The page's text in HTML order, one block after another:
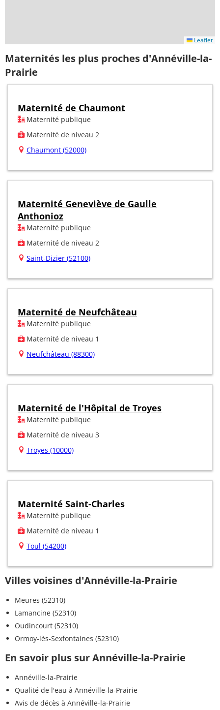
Leaflet
Maternités les plus proches d'Annéville-la-
Prairie
Maternité de Chaumont
Maternité publique
Maternité de niveau 2
Chaumont (52000)
Maternité Geneviève de Gaulle
Anthonioz
Maternité publique
Maternité de niveau 2
Saint-Dizier (52100)
Maternité de Neufchâteau
Maternité publique
Maternité de niveau 1
Neufchâteau (88300)
Maternité de l'Hôpital de Troyes
Maternité publique
Maternité de niveau 3
Troyes (10000)
Maternité Saint-Charles
Maternité publique
Maternité de niveau 1
Toul (54200)
Villes voisines d'Annéville-la-Prairie
Meures (52310)
Lamancine (52310)
Oudincourt (52310)
Ormoy-lès-Sexfontaines (52310)
En savoir plus sur Annéville-la-Prairie
Annéville-la-Prairie
Qualité de l'eau à Annéville-la-Prairie
Avis de décès à Annéville-la-Prairie